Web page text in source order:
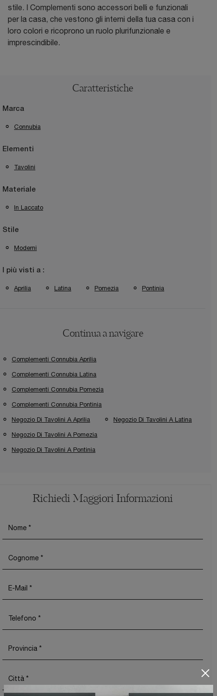
stile. I Complementi sono accessori belli e funzionali
per la casa, che vestono gli interni della tua casa con i
loro colori e ricoprono un ruolo plurifunzionale e
imprescindibile.
Caratteristiche
Marca
Connubia
Elementi
Tavolini
Materiale
In Laccato
Stile
Moderni
I più visti a :
Aprilia Latina Pomezia Pontinia
Continua a navigare
Complementi Connubia Aprilia
Complementi Connubia Latina
Complementi Connubia Pomezia
Complementi Connubia Pontinia
Negozio Di Tavolini A Aprilia Negozio Di Tavolini A Latina
Negozio Di Tavolini A Pomezia
Negozio Di Tavolini A Pontinia
Richiedi Maggiori Informazioni